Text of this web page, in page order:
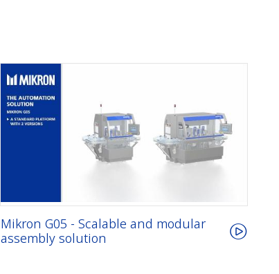
Mikron G05 - Scalable and modular
assembly solution